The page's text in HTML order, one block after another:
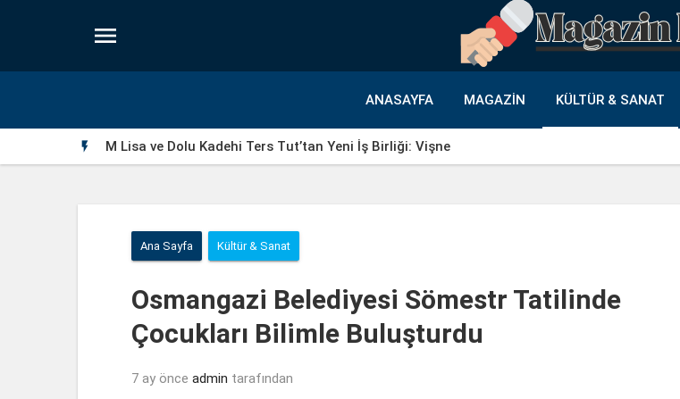

ANASAYFA MAGAZIN KÜLTÜR & SANAT
 M Lisa ve Dolu Kadehi Ters Tut’tan Yeni İş Birliği: Vişne
Ana Sayfa Kültür & Sanat
Osmangazi Belediyesi Sömestr Tatilinde
Çocukları Bilimle Buluşturdu
7 ay önce admin tarafından